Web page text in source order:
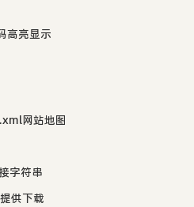
高亮显示
网站地图
字符串
供下载